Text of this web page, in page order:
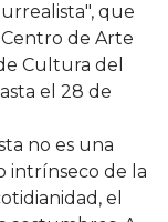
que
de Arte
Cultura del
el 28 de
no es una
intrínseco de la
el